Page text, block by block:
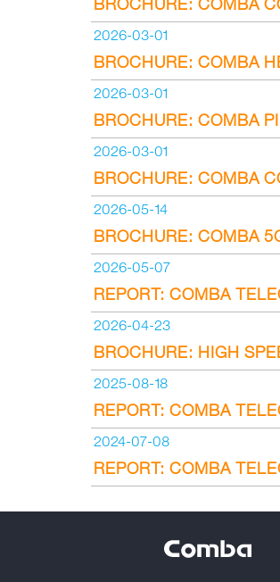
2026-03-01
BROCHURE: COMBA
2026-03-01
BROCHURE: COMBA
2026-03-01
BROCHURE: COMBA
2026-05-14
BROCHURE: COMBA
2026-05-07
REPORT: COMBA
2026-04-23
BROCHURE: HIGH
2025-08-18
REPORT: COMBA
2024-07-08
REPORT: COMBA